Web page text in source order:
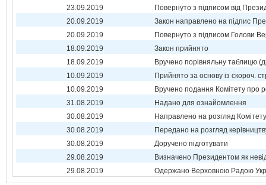
23.09.2019
Повернуто з підписом від
20.09.2019
Закон направлено на підпис
20.09.2019
Повернуто з підписом Голови
18.09.2019
Закон прийнято
18.09.2019
Вручено порівняльну таблицю
10.09.2019
Прийнято за основу із скороч.
10.09.2019
Вручено подання Комітету про
31.08.2019
Надано для ознайомлення
30.08.2019
Направлено на розгляд Комітету
30.08.2019
Передано на розгляд
30.08.2019
Доручено підготувати
29.08.2019
Визначено Президентом як
29.08.2019
Одержано Верховною Радою